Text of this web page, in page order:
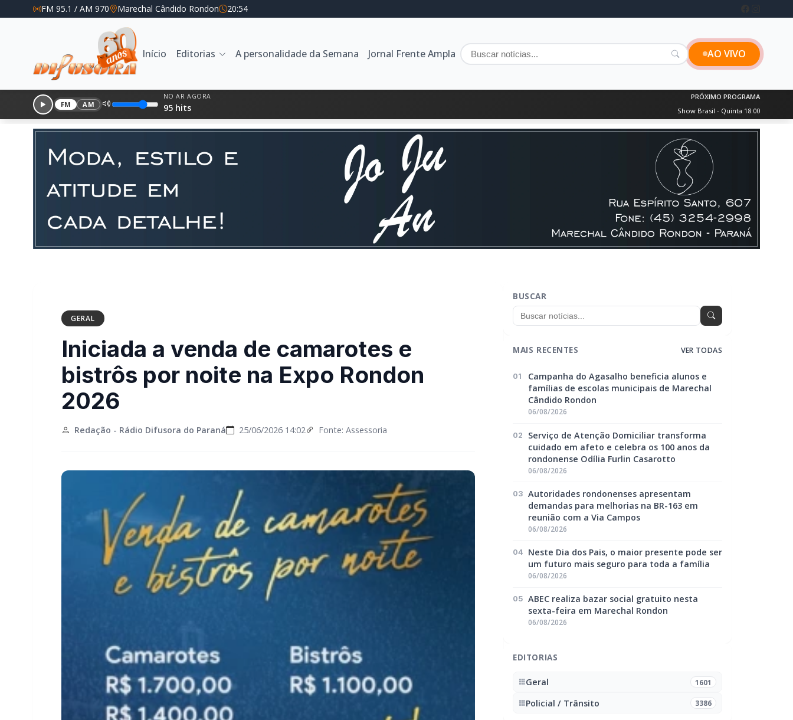
FM 95.1 / AM 970 Marechal Cândido Rondon 20:54
Início Editorias A personalidade da Semana Jornal Frente Ampla AO VIVO
FM AM
NO AR AGORA
95 hits
PRÓXIMO PROGRAMA
Show Brasil - Quinta 18:00
GERAL
Iniciada a venda de camarotes e
bistrôs por noite na Expo Rondon
2026
Redação - Rádio Difusora do Paraná 25/06/2026 14:02 Fonte: Assessoria
BUSCAR
MAIS RECENTES VER TODAS
01
Campanha do Agasalho beneficia alunos e
famílias de escolas municipais de Marechal
Cândido Rondon
06/08/2026
02
Serviço de Atenção Domiciliar transforma
cuidado em afeto e celebra os 100 anos da
rondonense Odília Furlin Casarotto
06/08/2026
03 Autoridades rondonenses apresentam
demandas para melhorias na BR-163 em
reunião com a Via Campos
06/08/2026
04
Neste Dia dos Pais, o maior presente pode ser
um futuro mais seguro para toda a família
06/08/2026
05 ABEC realiza bazar social gratuito nesta
sexta-feira em Marechal Rondon
06/08/2026
EDITORIAS
Geral 1601
Policial / Trânsito 3386